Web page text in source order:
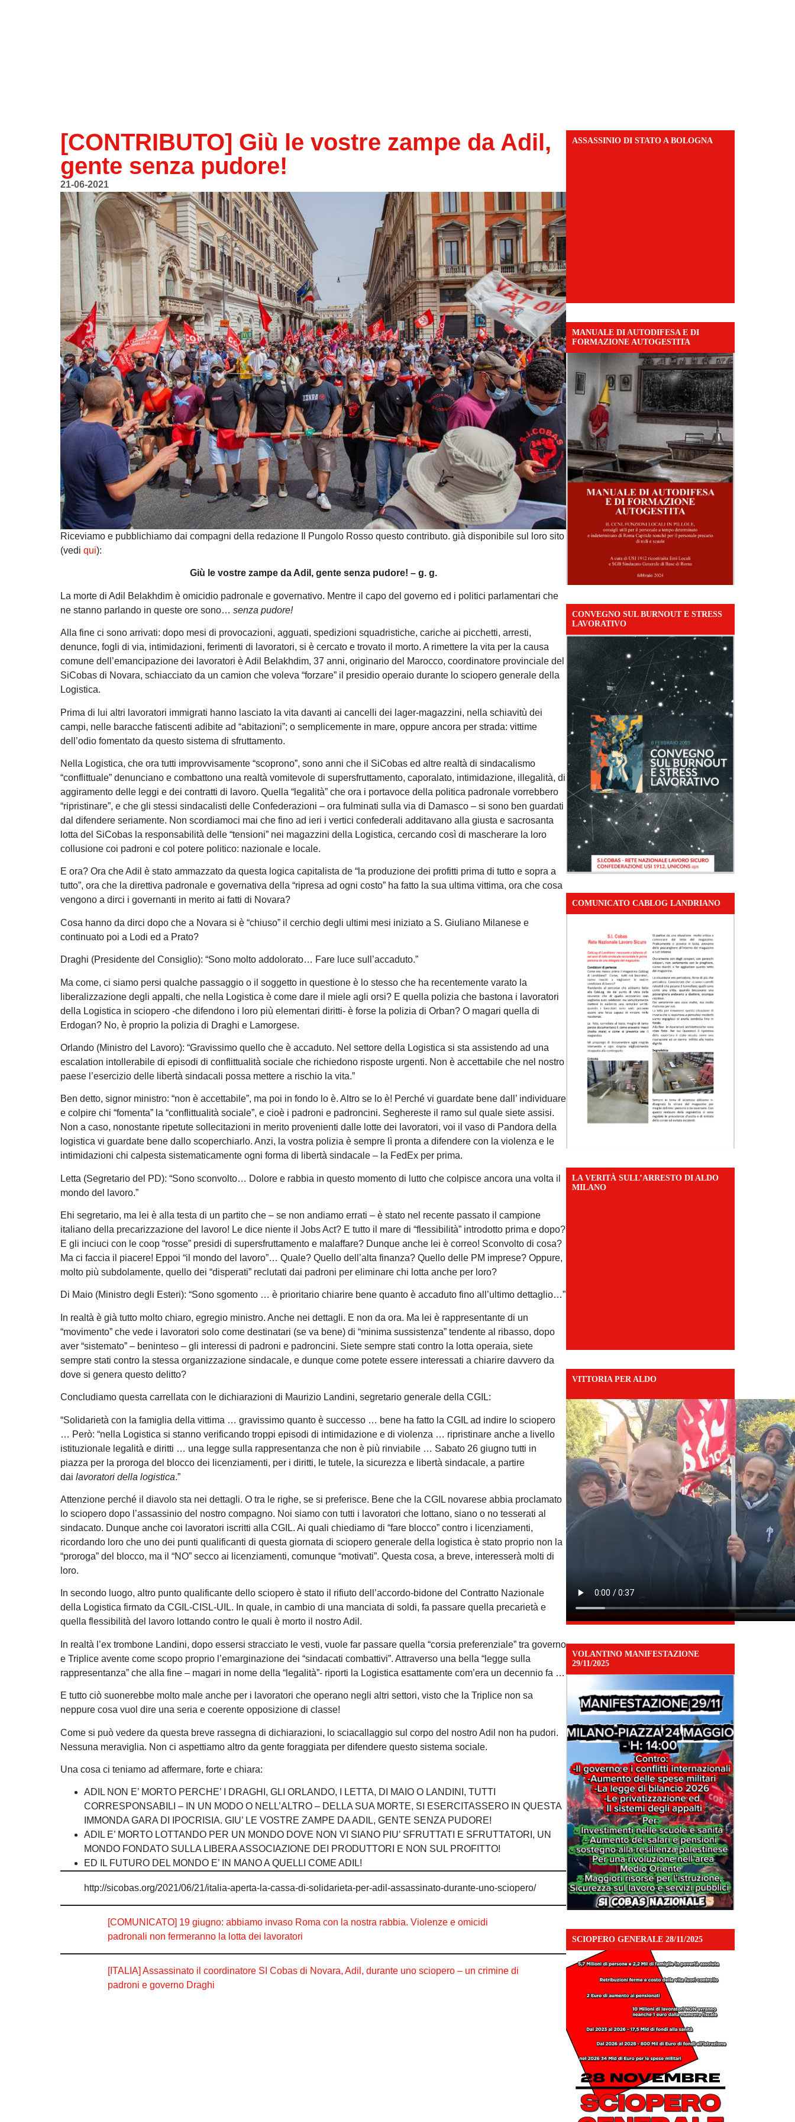
[CONTRIBUTO] Giù le vostre zampe da Adil,
gente senza pudore!
21-06-2021
Riceviamo e pubblichiamo dai compagni della redazione Il Pungolo Rosso questo contributo. già disponibile sul loro sito
(vedi qui):
Giù le vostre zampe da Adil, gente senza pudore! – g. g.
La morte di Adil Belakhdim è omicidio padronale e governativo. Mentre il capo del governo ed i politici parlamentari che
ne stanno parlando in queste ore sono… senza pudore!
Alla fine ci sono arrivati: dopo mesi di provocazioni, agguati, spedizioni squadristiche, cariche ai picchetti, arresti,
denunce, fogli di via, intimidazioni, ferimenti di lavoratori, si è cercato e trovato il morto. A rimettere la vita per la causa
comune dell’emancipazione dei lavoratori è Adil Belakhdim, 37 anni, originario del Marocco, coordinatore provinciale del
SiCobas di Novara, schiacciato da un camion che voleva “forzare” il presidio operaio durante lo sciopero generale della
Logistica.
Prima di lui altri lavoratori immigrati hanno lasciato la vita davanti ai cancelli dei lager-magazzini, nella schiavitù dei
campi, nelle baracche fatiscenti adibite ad “abitazioni”; o semplicemente in mare, oppure ancora per strada: vittime
dell’odio fomentato da questo sistema di sfruttamento.
Nella Logistica, che ora tutti improvvisamente “scoprono”, sono anni che il SiCobas ed altre realtà di sindacalismo
“conflittuale” denunciano e combattono una realtà vomitevole di supersfruttamento, caporalato, intimidazione, illegalità, di
aggiramento delle leggi e dei contratti di lavoro. Quella “legalità” che ora i portavoce della politica padronale vorrebbero
“ripristinare”, e che gli stessi sindacalisti delle Confederazioni – ora fulminati sulla via di Damasco – si sono ben guardati
dal difendere seriamente. Non scordiamoci mai che fino ad ieri i vertici confederali additavano alla giusta e sacrosanta
lotta del SiCobas la responsabilità delle “tensioni” nei magazzini della Logistica, cercando così di mascherare la loro
collusione coi padroni e col potere politico: nazionale e locale.
E ora? Ora che Adil è stato ammazzato da questa logica capitalista de “la produzione dei profitti prima di tutto e sopra a
tutto”, ora che la direttiva padronale e governativa della “ripresa ad ogni costo” ha fatto la sua ultima vittima, ora che cosa
vengono a dirci i governanti in merito ai fatti di Novara?
Cosa hanno da dirci dopo che a Novara si è “chiuso” il cerchio degli ultimi mesi iniziato a S. Giuliano Milanese e
continuato poi a Lodi ed a Prato?
Draghi (Presidente del Consiglio): “Sono molto addolorato… Fare luce sull’accaduto.”
Ma come, ci siamo persi qualche passaggio o il soggetto in questione è lo stesso che ha recentemente varato la
liberalizzazione degli appalti, che nella Logistica è come dare il miele agli orsi? E quella polizia che bastona i lavoratori
della Logistica in sciopero -che difendono i loro più elementari diritti- è forse la polizia di Orban? O magari quella di
Erdogan? No, è proprio la polizia di Draghi e Lamorgese.
Orlando (Ministro del Lavoro): “Gravissimo quello che è accaduto. Nel settore della Logistica si sta assistendo ad una
escalation intollerabile di episodi di conflittualità sociale che richiedono risposte urgenti. Non è accettabile che nel nostro
paese l’esercizio delle libertà sindacali possa mettere a rischio la vita.”
Ben detto, signor ministro: “non è accettabile”, ma poi in fondo lo è. Altro se lo è! Perché vi guardate bene dall’ individuare
e colpire chi “fomenta” la “conflittualità sociale”, e cioè i padroni e padroncini. Seghereste il ramo sul quale siete assisi.
Non a caso, nonostante ripetute sollecitazioni in merito provenienti dalle lotte dei lavoratori, voi il vaso di Pandora della
logistica vi guardate bene dallo scoperchiarlo. Anzi, la vostra polizia è sempre lì pronta a difendere con la violenza e le
intimidazioni chi calpesta sistematicamente ogni forma di libertà sindacale – la FedEx per prima.
Letta (Segretario del PD): “Sono sconvolto… Dolore e rabbia in questo momento di lutto che colpisce ancora una volta il
mondo del lavoro.”
Ehi segretario, ma lei è alla testa di un partito che – se non andiamo errati – è stato nel recente passato il campione
italiano della precarizzazione del lavoro! Le dice niente il Jobs Act? E tutto il mare di “flessibilità” introdotto prima e dopo?
E gli inciuci con le coop “rosse” presidi di supersfruttamento e malaffare? Dunque anche lei è correo! Sconvolto di cosa?
Ma ci faccia il piacere! Eppoi “il mondo del lavoro”… Quale? Quello dell’alta finanza? Quello delle PM imprese? Oppure,
molto più subdolamente, quello dei “disperati” reclutati dai padroni per eliminare chi lotta anche per loro?
Di Maio (Ministro degli Esteri): “Sono sgomento … è prioritario chiarire bene quanto è accaduto fino all’ultimo dettaglio…”
In realtà è già tutto molto chiaro, egregio ministro. Anche nei dettagli. E non da ora. Ma lei è rappresentante di un
“movimento” che vede i lavoratori solo come destinatari (se va bene) di “minima sussistenza” tendente al ribasso, dopo
aver “sistemato” – beninteso – gli interessi di padroni e padroncini. Siete sempre stati contro la lotta operaia, siete
sempre stati contro la stessa organizzazione sindacale, e dunque come potete essere interessati a chiarire davvero da
dove si genera questo delitto?
Concludiamo questa carrellata con le dichiarazioni di Maurizio Landini, segretario generale della CGIL:
“Solidarietà con la famiglia della vittima … gravissimo quanto è successo … bene ha fatto la CGIL ad indire lo sciopero
… Però: “nella Logistica si stanno verificando troppi episodi di intimidazione e di violenza … ripristinare anche a livello
istituzionale legalità e diritti … una legge sulla rappresentanza che non è più rinviabile … Sabato 26 giugno tutti in
piazza per la proroga del blocco dei licenziamenti, per i diritti, le tutele, la sicurezza e libertà sindacale, a partire
dai lavoratori della logistica.”
Attenzione perché il diavolo sta nei dettagli. O tra le righe, se si preferisce. Bene che la CGIL novarese abbia proclamato
lo sciopero dopo l’assassinio del nostro compagno. Noi siamo con tutti i lavoratori che lottano, siano o no tesserati al
sindacato. Dunque anche coi lavoratori iscritti alla CGIL. Ai quali chiediamo di “fare blocco” contro i licenziamenti,
ricordando loro che uno dei punti qualificanti di questa giornata di sciopero generale della logistica è stato proprio non la
“proroga” del blocco, ma il “NO” secco ai licenziamenti, comunque “motivati”. Questa cosa, a breve, interesserà molti di
loro.
In secondo luogo, altro punto qualificante dello sciopero è stato il rifiuto dell’accordo-bidone del Contratto Nazionale
della Logistica firmato da CGIL-CISL-UIL. In quale, in cambio di una manciata di soldi, fa passare quella precarietà e
quella flessibilità del lavoro lottando contro le quali è morto il nostro Adil.
In realtà l’ex trombone Landini, dopo essersi stracciato le vesti, vuole far passare quella “corsia preferenziale” tra governo
e Triplice avente come scopo proprio l’emarginazione dei “sindacati combattivi”. Attraverso una bella “legge sulla
rappresentanza” che alla fine – magari in nome della “legalità”- riporti la Logistica esattamente com’era un decennio fa …
E tutto ciò suonerebbe molto male anche per i lavoratori che operano negli altri settori, visto che la Triplice non sa
neppure cosa vuol dire una seria e coerente opposizione di classe!
Come si può vedere da questa breve rassegna di dichiarazioni, lo sciacallaggio sul corpo del nostro Adil non ha pudori.
Nessuna meraviglia. Non ci aspettiamo altro da gente foraggiata per difendere questo sistema sociale.
Una cosa ci teniamo ad affermare, forte e chiara:
ADIL NON E’ MORTO PERCHE’ I DRAGHI, GLI ORLANDO, I LETTA, DI MAIO O LANDINI, TUTTI
CORRESPONSABILI – IN UN MODO O NELL’ALTRO – DELLA SUA MORTE, SI ESERCITASSERO IN QUESTA
IMMONDA GARA DI IPOCRISIA. GIU’ LE VOSTRE ZAMPE DA ADIL, GENTE SENZA PUDORE!
ADIL E’ MORTO LOTTANDO PER UN MONDO DOVE NON VI SIANO PIU’ SFRUTTATI E SFRUTTATORI, UN
MONDO FONDATO SULLA LIBERA ASSOCIAZIONE DEI PRODUTTORI E NON SUL PROFITTO!
ED IL FUTURO DEL MONDO E’ IN MANO A QUELLI COME ADIL!
http://sicobas.org/2021/06/21/italia-aperta-la-cassa-di-solidarieta-per-adil-assassinato-durante-uno-sciopero/
[COMUNICATO] 19 giugno: abbiamo invaso Roma con la nostra rabbia. Violenze e omicidi
padronali non fermeranno la lotta dei lavoratori
[ITALIA] Assassinato il coordinatore SI Cobas di Novara, Adil, durante uno sciopero – un crimine di
padroni e governo Draghi
ASSASSINIO DI STATO A BOLOGNA
MANUALE DI AUTODIFESA E DI
FORMAZIONE AUTOGESTITA
CONVEGNO SUL BURNOUT E STRESS
LAVORATIVO
COMUNICATO CABLOG LANDRIANO
LA VERITÀ SULL’ARRESTO DI ALDO
MILANO
VITTORIA PER ALDO
VOLANTINO MANIFESTAZIONE
29/11/2025
SCIOPERO GENERALE 28/11/2025